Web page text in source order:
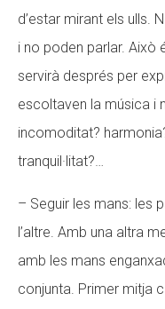
d’estar mirant els ulls.
i no poden parlar. Això
servirà després per
escoltaven la música i
incomoditat?
tranquil·litat?…
– Seguir les mans: les
l’altre. Amb una altra
amb les mans
conjunta. Primer mitja